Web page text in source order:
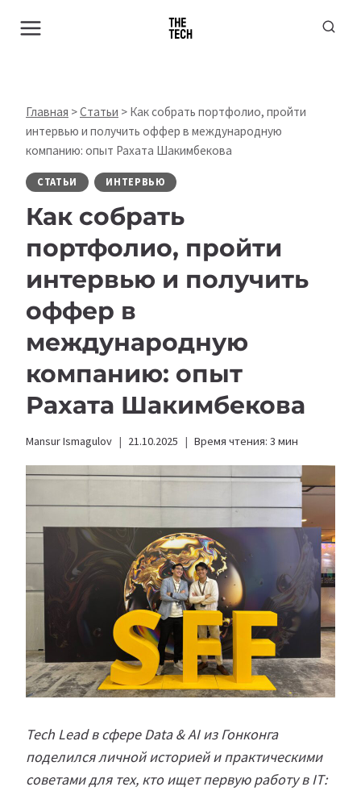
Главная >Статьи > Как собрать портфолио, пройти
интервью и получить оффер в международную
компанию: опыт Рахата Шакимбекова
СТАТЬИ ИНТЕРВЬЮ
Как собрать
портфолио, пройти
интервью и получить
оффер в
международную
компанию: опыт
Рахата Шакимбекова
Mansur Ismagulov 21.10.2025 Время чтения: 3 мин
Tech Lead в сфере Data & AI из Гонконга
поделился личной историей и практическими
советами для тех, кто ищет первую работу в IT: